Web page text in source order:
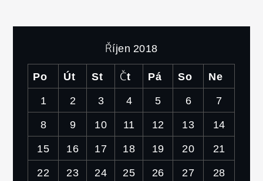
Říjen 2018
Po Út St Čt Pá So
Ne
1
2 3 4 5 6
7
8
9 10 11 12 13
14
15
16 17 18 19 20
21
22
23 24 25 26 27
28